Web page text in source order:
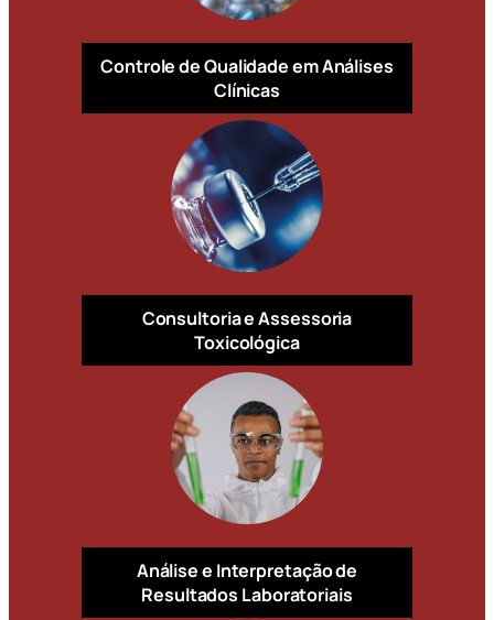
Controle de Qualidade em Análises
Clínicas
Consultoria e Assessoria
Toxicológica
Análise e Interpretação de
Resultados Laboratoriais